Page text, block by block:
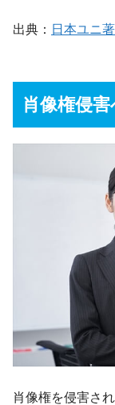
出典： 日本ユニ
肖像権侵
肖像権を侵害さ